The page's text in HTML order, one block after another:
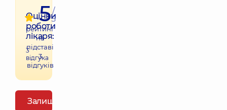
Оцінки
роботи
лікаря:
3
відгука
5/
5
рейтинг
на
підставі
3
відгуків
Залишити відгук